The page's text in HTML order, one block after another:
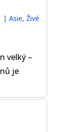
|Asie,Živé
velký –
je